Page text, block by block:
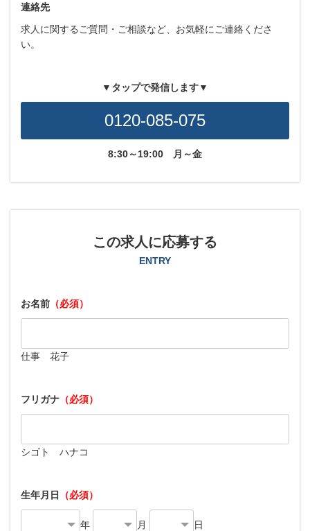
連絡先
求人に関するご質問・ご相談など、お気軽にご連絡くださ
い。
▼タップで発信します▼
0120-085-075
8:30～19:00 月～金
この求人に応募する
ENTRY
お名前 （必須）
仕事 花子
フリガナ （必須）
シゴト ハナコ
生年月日 （必須）
年 月 日